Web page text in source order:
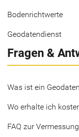
Bodenrichtwerte
Geodatendienst
Fragen &
Was ist ein
Wo erhalte ich
FAQ zur